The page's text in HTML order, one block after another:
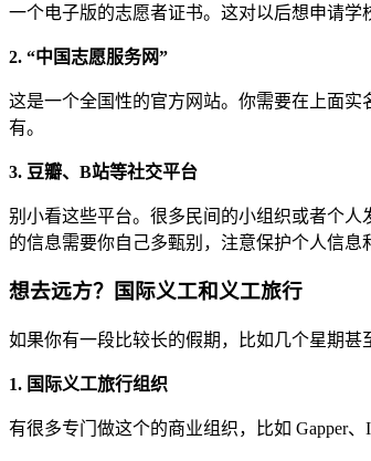
一个电子版的志愿者证书。这对以后想申请学
2. “中国志愿服务网”
这是一个全国性的官方网站。你需要在上面
有。
3. 豆瓣、B站等社交平台
别小看这些平台。很多民间的小组织或者个人
的信息需要你自己多甄别，注意保护个人信息
想去远方？国际义工和义工旅行
如果你有一段比较长的假期，比如几个星期甚
1. 国际义工旅行组织
有很多专门做这个的商业组织，比如 Gapper